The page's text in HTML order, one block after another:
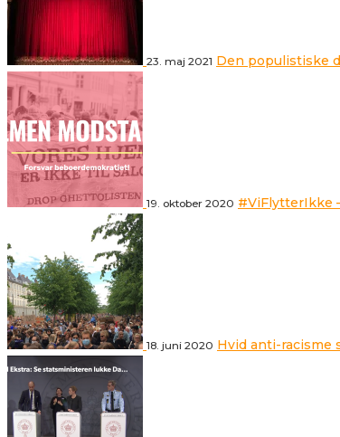
23. maj 2021 Den populistiske
19. oktober 2020 #ViFlytterIkke
18. juni 2020 Hvid anti-racisme